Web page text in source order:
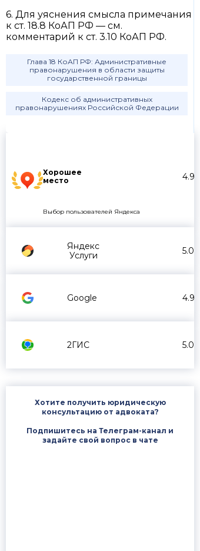
Хорошее
место
4.9
Выбор пользователей Яндекса
Яндекс
Услуги
5.0
Google 4.9
2ГИС 5.0
Хотите получить юридическую
консультацию от адвоката?
Подпишитесь на Телеграм-канал и
задайте свой вопрос в чате
6. Для уяснения смысла примечания
к ст. 18.8 КоАП РФ — см.
комментарий к ст. 3.10 КоАП РФ.
Глава 18 КоАП РФ: Административные
правонарушения в области защиты
государственной границы
Кодекс об административных
правонарушениях Российской Федерации